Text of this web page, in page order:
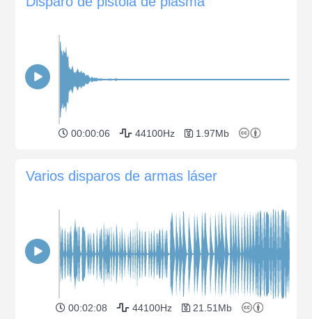
00:00:06 44100Hz 1.97Mb
Varios disparos de armas láser
00:02:08 44100Hz 21.51Mb